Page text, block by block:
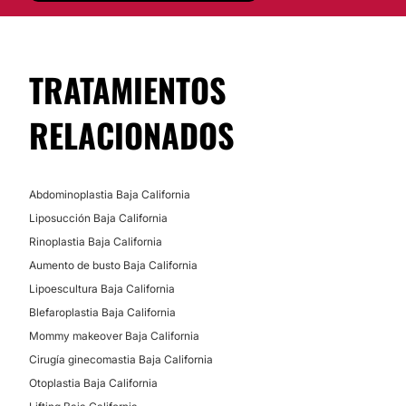
Financiación o facilidades de pago:
Blefaroplastia sin cirugía
Manga Gástrica
TRATAMIENTOS
RELACIONADOS
Abdominoplastia Baja California
Liposucción Baja California
Rinoplastia Baja California
Aumento de busto Baja California
Lipoescultura Baja California
Blefaroplastia Baja California
Mommy makeover Baja California
Cirugía ginecomastia Baja California
Otoplastia Baja California